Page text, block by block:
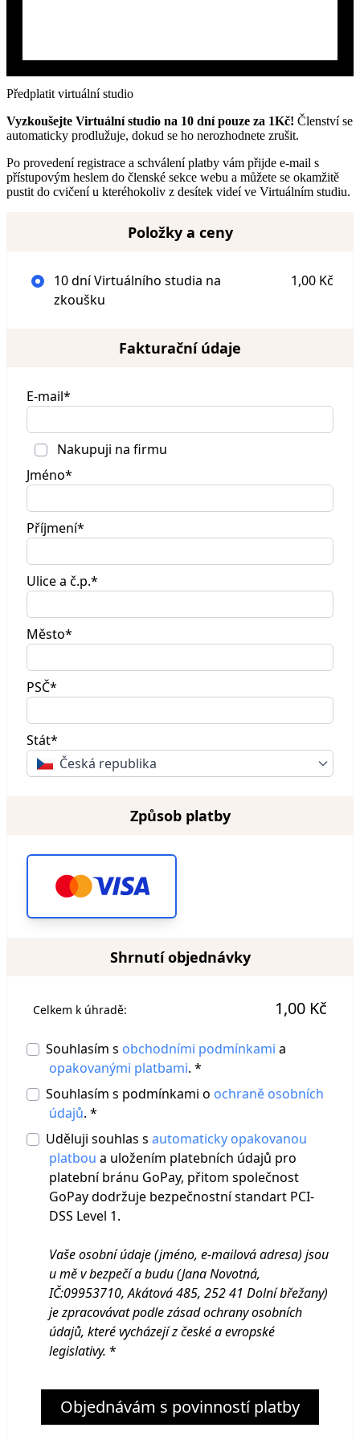
Předplatit virtuální studio
Vyzkoušejte Virtuální studio na 10 dní pouze za 1Kč! Členství se
automaticky prodlužuje, dokud se ho nerozhodnete zrušit.
Po provedení registrace a schválení platby vám přijde e-mail s
přístupovým heslem do členské sekce webu a můžete se okamžitě
pustit do cvičení u kteréhokoliv z desítek videí ve Virtuálním studiu.
Položky a ceny
10 dní Virtuálního studia na
zkoušku
1,00 Kč
Fakturační údaje
E-mail*
Nakupuji na firmu
Jméno*
Příjmení*
Ulice a č.p.*
Město*
PSČ*
Stát*
Česká republika
Způsob platby
Shrnutí objednávky
Celkem k úhradě: 1,00 Kč
Souhlasím s obchodními podmínkami a
opakovanými platbami. *
Souhlasím s podmínkami o ochraně osobních
údajů. *
Uděluji souhlas s automaticky opakovanou
platbou a uložením platebních údajů pro
platební bránu GoPay, přitom společnost
GoPay dodržuje bezpečnostní standart PCI-
DSS Level 1.
Vaše osobní údaje (jméno, e-mailová adresa) jsou
u mě v bezpečí a budu (Jana Novotná,
IČ:09953710, Akátová 485, 252 41 Dolní břežany)
je zpracovávat podle zásad ochrany osobních
údajů, které vycházejí z české a evropské
legislativy. *
Objednávám s povinností platby